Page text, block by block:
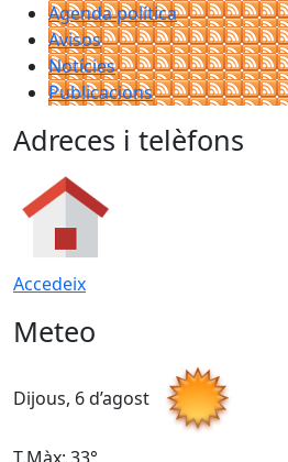
Agenda política
Avisos
Notícies
Publicacions
Adreces i telèfons
Accedeix
Meteo
Dijous, 6 d’agost